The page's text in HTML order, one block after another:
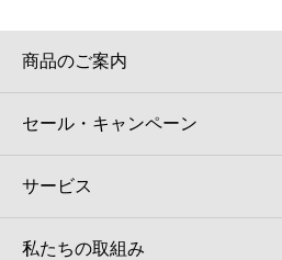
荷物預かりサービス「ecbocloakエク
パウダースペース ラブン（店舗限定）
ソフトバンクギフト
商品のご案内
セール・キャンペーン
サービス
私たちの取組み